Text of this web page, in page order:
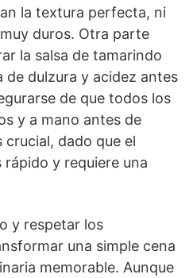
la textura perfecta, ni
duros. Otra parte
la salsa de tamarindo
dulzura y acidez antes
de que todos los
y a mano antes de
dado que el
y requiere una
y respetar los
una simple cena
memorable. Aunque